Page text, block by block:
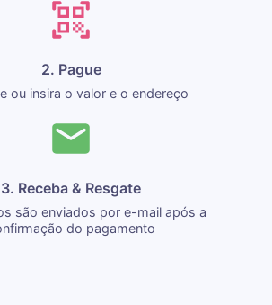
2. Pague
ou insira o valor e o endereço
3. Receba & Resgate
são enviados por e-mail após a
do pagamento